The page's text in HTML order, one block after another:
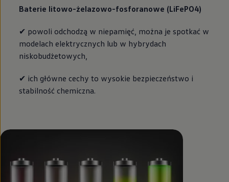
Baterie litowo-żelazowo-fosforanowe (LiFePO4)
✔ powoli odchodzą w niepamięć, można je spotkać w
modelach elektrycznych lub w hybrydach
niskobudżetowych,
✔ ich główne cechy to wysokie bezpieczeństwo i
stabilność chemiczna.